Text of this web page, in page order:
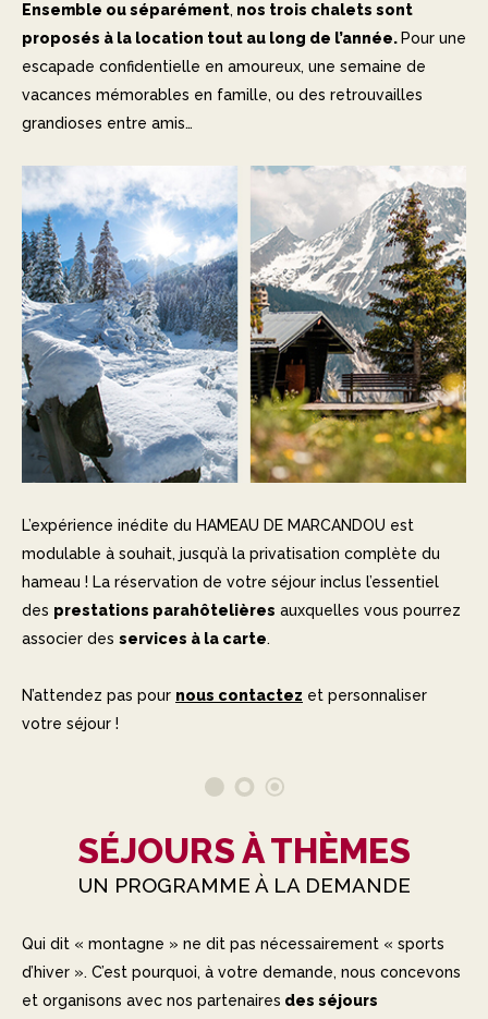
Ensemble ou séparément, nos trois chalets sont
proposés à la location tout au long de l’année. Pour une
escapade confidentielle en amoureux, une semaine de
vacances mémorables en famille, ou des retrouvailles
grandioses entre amis…
L’expérience inédite du HAMEAU DE MARCANDOU est
modulable à souhait, jusqu’à la privatisation complète du
hameau ! La réservation de votre séjour inclus l’essentiel
des prestations parahôtelières auxquelles vous pourrez
associer des services à la carte.
N’attendez pas pour nous contactez et personnaliser
votre séjour !
SÉJOURS À THÈMES
UN PROGRAMME À LA DEMANDE
Qui dit « montagne » ne dit pas nécessairement « sports
d’hiver ». C’est pourquoi, à votre demande, nous concevons
et organisons avec nos partenaires des séjours